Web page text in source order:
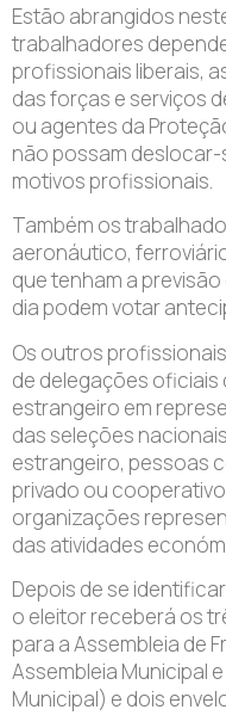
Estão abrangidos
trabalhadores
profissionais liberais,
das forças e serviços
ou agentes da
não possam
motivos profissionais.
Também os
aeronáutico,
que tenham a
dia podem votar
Os outros
de delegações
estrangeiro em
das seleções
estrangeiro, pessoas
privado ou
organizações
das atividades
Depois de se
o eleitor receberá os
para a Assembleia de
Assembleia Municipal
Municipal) e dois